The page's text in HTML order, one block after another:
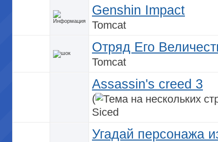
Genshin Impact
Tomcat
Отряд Его
Tomcat
Assassin's creed 3
(
Siced
Угадай персонажа